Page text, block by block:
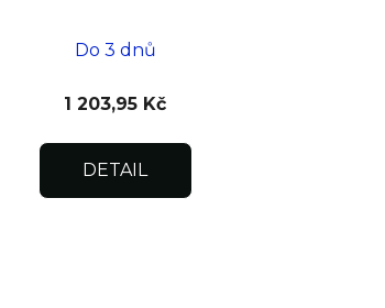
Do 3 dnů
1 203,95 Kč
DETAIL